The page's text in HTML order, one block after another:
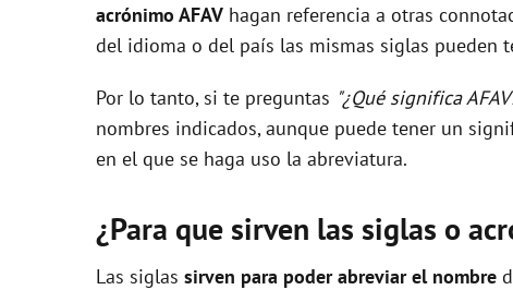
i
d
o
acrónimo AFAV hagan referencia a otras
del idioma o del país las mismas siglas pueden
Por lo tanto, si te preguntas "¿Qué significa
nombres indicados, aunque puede tener un
en el que se haga uso la abreviatura.
¿Para que sirven las siglas o
Las siglas sirven para poder abreviar el nombre